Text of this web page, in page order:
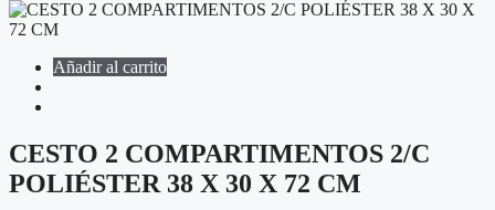
Añadir al carrito
CESTO 2 COMPARTIMENTOS 2/C
POLIÉSTER 38 X 30 X 72 CM